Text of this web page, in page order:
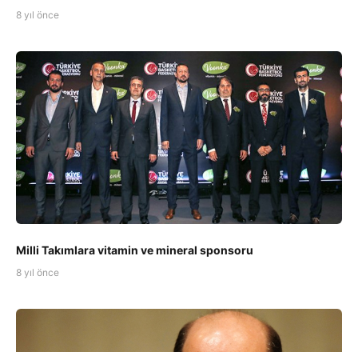
8 yıl önce
Milli Takımlara vitamin ve mineral sponsoru
8 yıl önce